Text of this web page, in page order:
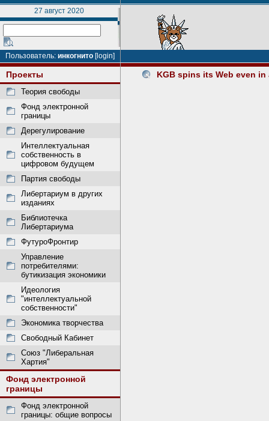
27 август 2020
Пользователь: инкогнито [login]
Проекты
Теория свободы
Фонд электронной
границы
Дерегулирование
Интеллектуальная
собственность в
цифровом будущем
Партия свободы
Либертариум в других
изданиях
Библиотечка
Либертариума
ФутуроФронтир
Управление
потребителями:
бутикизация экономики
Идеология
"интеллектуальной
собственности"
Экономика творчества
Свободный Кабинет
Союз "Либеральная
Хартия"
Фонд электронной
границы
Фонд электронной
границы: общие вопросы
KGB spins its Web even in